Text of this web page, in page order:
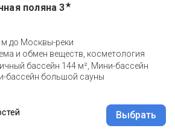
поляна 3★
м до Москвы-реки
и обмен веществ, косметология
бассейн 144 м², Мини-бассейн
бассейн большой сауны
Выбрать